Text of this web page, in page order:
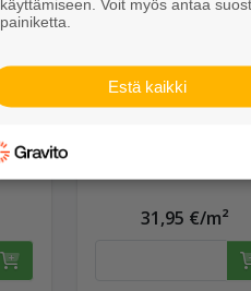
31,95 €/m²
käyttämiseen. Voit myös antaa
painiketta.
Estä kaikki